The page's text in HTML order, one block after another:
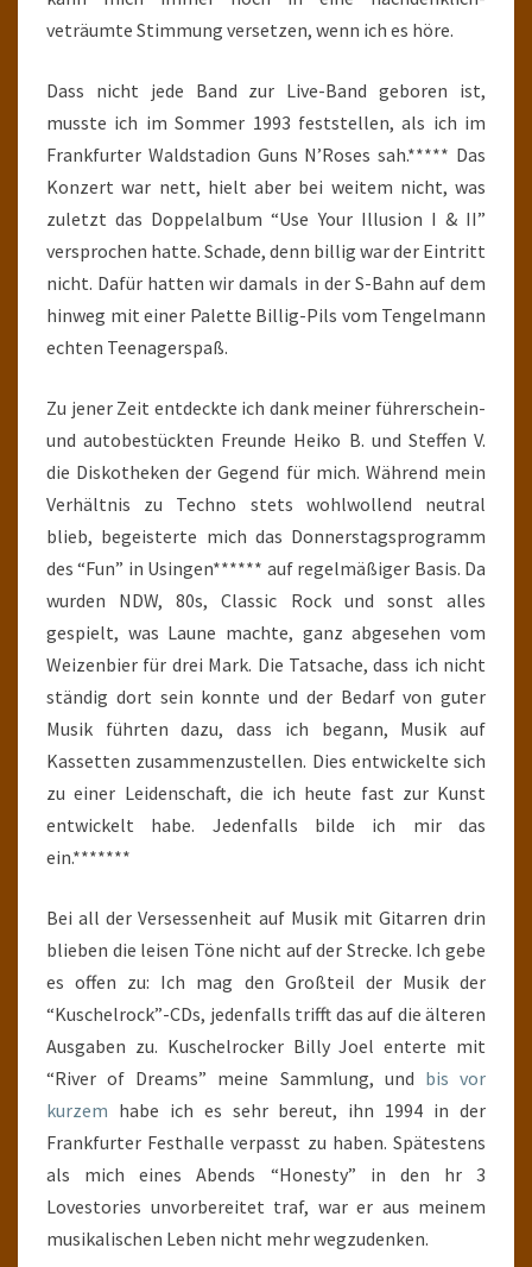
veträumte Stimmung versetzen, wenn ich es höre.
Dass nicht jede Band zur Live-Band geboren ist,
musste ich im Sommer 1993 feststellen, als ich im
Frankfurter Waldstadion Guns N’Roses sah.***** Das
Konzert war nett, hielt aber bei weitem nicht, was
zuletzt das Doppelalbum “Use Your Illusion I & II”
versprochen hatte. Schade, denn billig war der Eintritt
nicht. Dafür hatten wir damals in der S-Bahn auf dem
hinweg mit einer Palette Billig-Pils vom Tengelmann
echten Teenagerspaß.
Zu jener Zeit entdeckte ich dank meiner führerschein-
und autobestückten Freunde Heiko B. und Steffen V.
die Diskotheken der Gegend für mich. Während mein
Verhältnis zu Techno stets wohlwollend neutral
blieb, begeisterte mich das Donnerstagsprogramm
des “Fun” in Usingen****** auf regelmäßiger Basis. Da
wurden NDW, 80s, Classic Rock und sonst alles
gespielt, was Laune machte, ganz abgesehen vom
Weizenbier für drei Mark. Die Tatsache, dass ich nicht
ständig dort sein konnte und der Bedarf von guter
Musik führten dazu, dass ich begann, Musik auf
Kassetten zusammenzustellen. Dies entwickelte sich
zu einer Leidenschaft, die ich heute fast zur Kunst
entwickelt habe. Jedenfalls bilde ich mir das
ein.*******
Bei all der Versessenheit auf Musik mit Gitarren drin
blieben die leisen Töne nicht auf der Strecke. Ich gebe
es offen zu: Ich mag den Großteil der Musik der
“Kuschelrock”-CDs, jedenfalls trifft das auf die älteren
Ausgaben zu. Kuschelrocker Billy Joel enterte mit
“River of Dreams” meine Sammlung, und bis vor
kurzem habe ich es sehr bereut, ihn 1994 in der
Frankfurter Festhalle verpasst zu haben. Spätestens
als mich eines Abends “Honesty” in den hr 3
Lovestories unvorbereitet traf, war er aus meinem
musikalischen Leben nicht mehr wegzudenken.